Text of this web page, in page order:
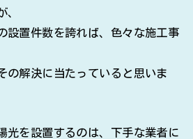
、
設置件数を誇れば、色々な施工事
の解決に当たっていると思いま
光を設置するのは、下手な業者に